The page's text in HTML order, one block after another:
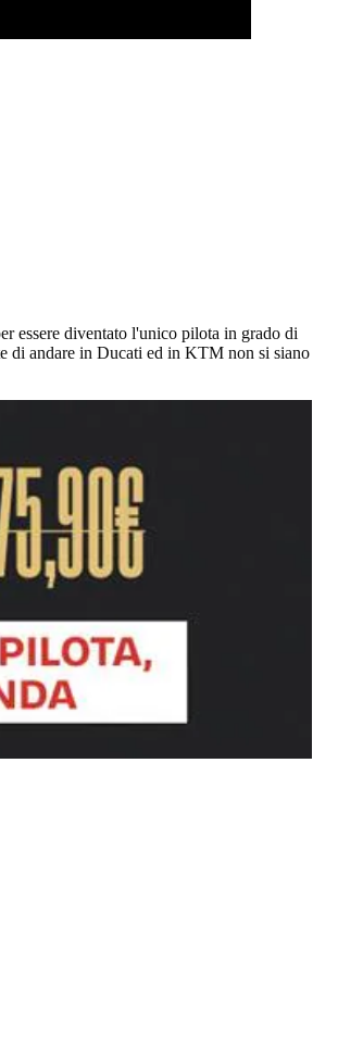
essere diventato l'unico pilota in grado di
di andare in Ducati ed in KTM non si siano